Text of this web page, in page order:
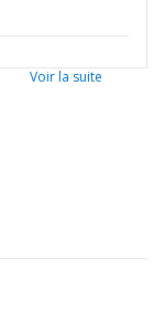
Voir la suite